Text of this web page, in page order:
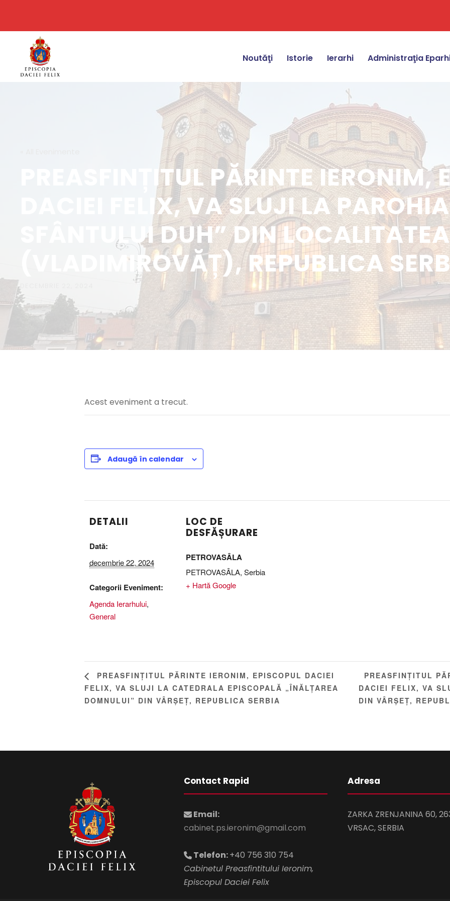
Noutăţi Istorie Ierarhi Administraţia
PREASFINȚITUL PĂRINTE IERONIM,
DACIEI FELIX, VA SLUJI LA
SFÂNTULUI DUH” DIN
(VLADIMIROVĂȚ), REPUBLICA
Acest eveniment a trecut.
Adaugă în calendar
DETALII
Dată:
decembrie 22, 2024
Categorii Eveniment:
Agenda Ierarhului,
General
LOC DE
DESFĂȘURARE
PETROVASÂLA
PETROVASÂLA, Serbia
+ Hartă Google
PREASFINȚITUL PĂRINTE IERONIM, EPISCOPUL DACIEI
FELIX, VA SLUJI LA CATEDRALA EPISCOPALĂ „ÎNĂLȚAREA
DOMNULUI” DIN VÂRȘEȚ, REPUBLICA SERBIA
PREASFINȚITUL
DACIEI FELIX, VA
DIN VÂRȘEȚ,
Contact Rapid
Email:
cabinet.ps.ieronim@gmail.com
Telefon:+40 756 310 754
Cabinetul Preasfintitului Ieronim,
Episcopul Daciei Felix
Adresa
ZARKA ZRENJANINA 60,
VRSAC, SERBIA